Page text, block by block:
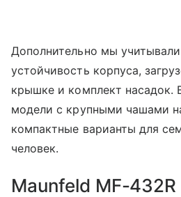
Дополнительно мы
устойчивость корпуса,
крышке и комплект насадок.
модели с крупными чашами
компактные варианты для
человек.
Maunfeld MF-432R